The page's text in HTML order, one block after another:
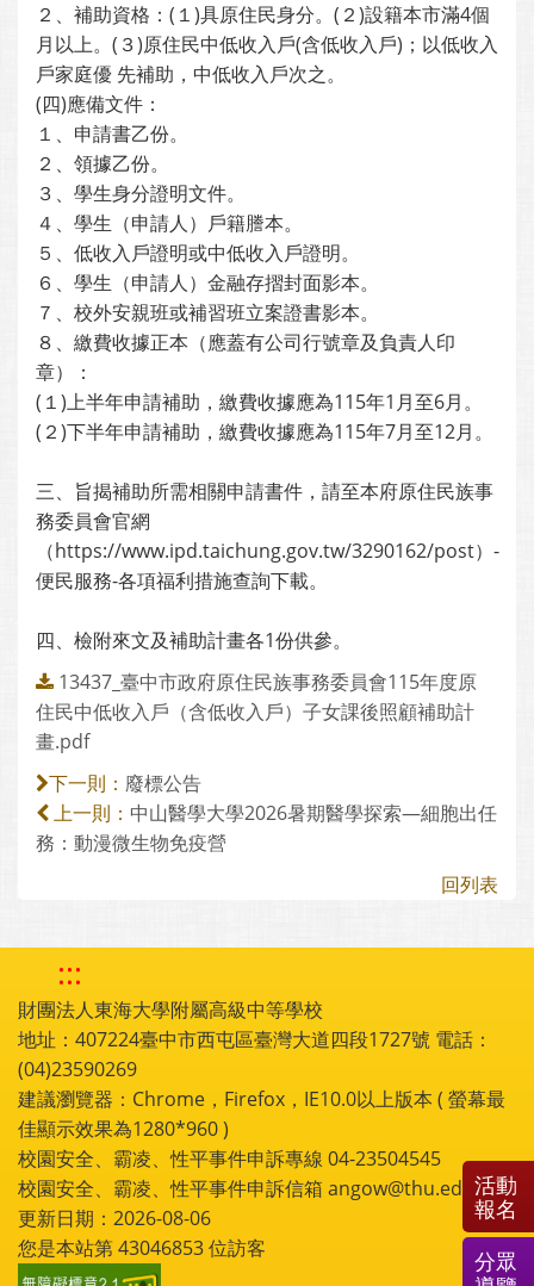
２、補助資格：(１)具原住民身分。(２)設籍本市滿4個
月以上。(３)原住民中低收入戶(含低收入戶)；以低收入
戶家庭優 先補助，中低收入戶次之。
(四)應備文件：
１、申請書乙份。
２、領據乙份。
３、學生身分證明文件。
４、學生（申請人）戶籍謄本。
５、低收入戶證明或中低收入戶證明。
６、學生（申請人）金融存摺封面影本。
７、校外安親班或補習班立案證書影本。
８、繳費收據正本（應蓋有公司行號章及負責人印
章）：
(１)上半年申請補助，繳費收據應為115年1月至6月。
(２)下半年申請補助，繳費收據應為115年7月至12月。
三、旨揭補助所需相關申請書件，請至本府原住民族事
務委員會官網
（https://www.ipd.taichung.gov.tw/3290162/post）-
便民服務-各項福利措施查詢下載。
四、檢附來文及補助計畫各1份供參。
13437_臺中市政府原住民族事務委員會115年度原
住民中低收入戶（含低收入戶）子女課後照顧補助計
畫.pdf
下一則： 廢標公告
上一則： 中山醫學大學2026暑期醫學探索—細胞出任
務：動漫微生物免疫營
回列表
:::
財團法人東海大學附屬高級中等學校
地址：407224臺中市西屯區臺灣大道四段1727號 電話：
(04)23590269
建議瀏覽器：Chrome，Firefox，IE10.0以上版本 ( 螢幕最
佳顯示效果為1280*960 )
校園安全、霸凌、性平事件申訴專線 04-23504545
校園安全、霸凌、性平事件申訴信箱 angow@thu.edu.tw
更新日期：2026-08-06
您是本站第43046853位訪客
活動
報名
分眾